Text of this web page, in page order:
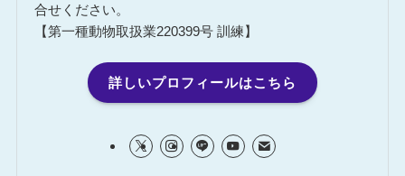
合せください。
【第一種動物取扱業220399号 訓練】
詳しいプロフィールはこちら